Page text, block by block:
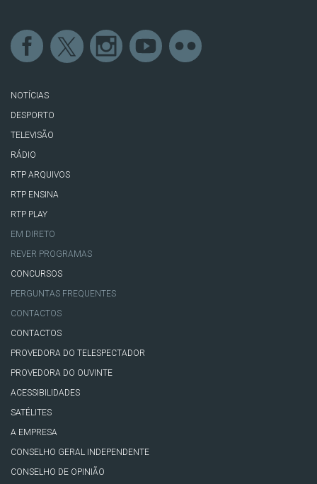
NOTÍCIAS
DESPORTO
TELEVISÃO
RÁDIO
RTP ARQUIVOS
RTP ENSINA
RTP PLAY
EM DIRETO
REVER PROGRAMAS
CONCURSOS
PERGUNTAS FREQUENTES
CONTACTOS
CONTACTOS
PROVEDORA DO TELESPECTADOR
PROVEDORA DO OUVINTE
ACESSIBILIDADES
SATÉLITES
A EMPRESA
CONSELHO GERAL INDEPENDENTE
CONSELHO DE OPINIÃO